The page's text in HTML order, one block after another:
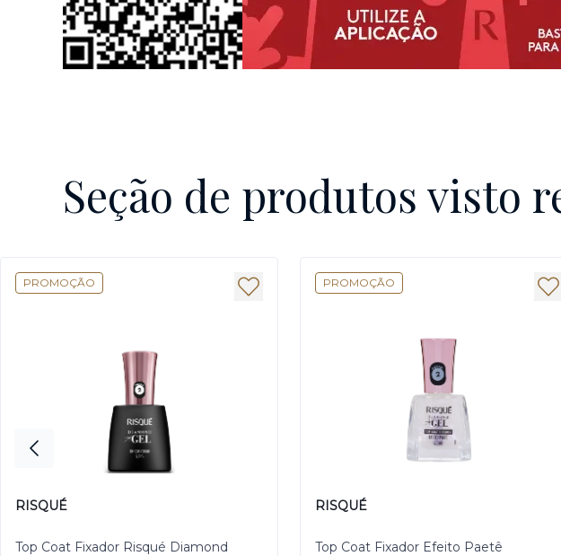
Seção de produtos visto
PROMOÇÃO
RISQUÉ
Top Coat Fixador Risqué Diamond
PROMOÇÃO
RISQUÉ
Top Coat Fixador Efeito Paetê